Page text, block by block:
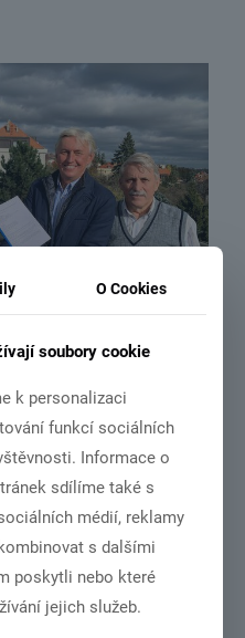
Chebu.
O Cookies
soubory cookie
k personalizaci
funkcí sociálních
Informace o
sdílíme také s
médií, reklamy
s dalšími
poskytli nebo které
jejich služeb.